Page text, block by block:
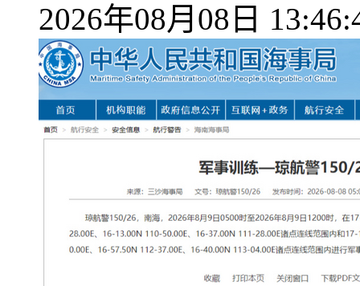
2026年08月08日